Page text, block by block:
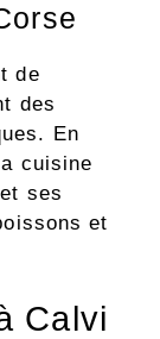
de
des
En
cuisine
ses
et
Calvi